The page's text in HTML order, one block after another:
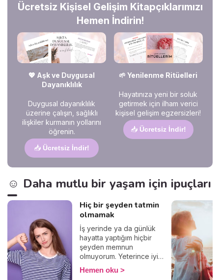
sebepleri ve nasıl tepki
vermeniz gerektiğini
keşfedeceğiz. Hadi, birlikte
anlamlandıralım! 🚀✨
Ücretsiz Kişisel Gelişim Kitapçıklarımızı
Hemen İndirin!
💖 Aşk ve Duygusal
Dayanıklılık
Duygusal dayanıklılık
üzerine çalışın, sağlıklı
ilişkiler kurmanın yollarını
öğrenin.
📥 Ücretsiz İndir!
🌱 Yenilenme Ritüelleri
Hayatınıza yeni bir soluk
getirmek için ilham verici
kişisel gelişim egzersizleri!
📥 Ücretsiz İndir!
☺️ Daha mutlu bir yaşam için ipuçları
Hiç bir şeyden tatmin
olmamak
İş yerinde ya da günlük
hayatta yaptığım hiçbir
şeyden memnun
olmuyorum. Yeterince iyi
değil, yeterince güzel değil,
yeterince başarılı değil,
Hemen oku